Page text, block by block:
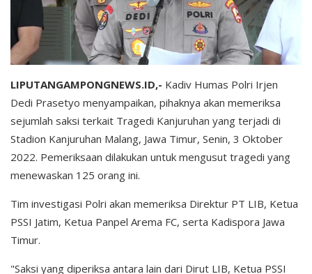
LIPUTANGAMPONGNEWS.ID,- Kadiv Humas Polri Irjen
Dedi Prasetyo menyampaikan, pihaknya akan memeriksa
sejumlah saksi terkait Tragedi Kanjuruhan yang terjadi di
Stadion Kanjuruhan Malang, Jawa Timur, Senin, 3 Oktober
2022. Pemeriksaan dilakukan untuk mengusut tragedi yang
menewaskan 125 orang ini.
Tim investigasi Polri akan memeriksa Direktur PT LIB, Ketua
PSSI Jatim, Ketua Panpel Arema FC, serta Kadispora Jawa
Timur.
"Saksi yang diperiksa antara lain dari Dirut LIB, Ketua PSSI